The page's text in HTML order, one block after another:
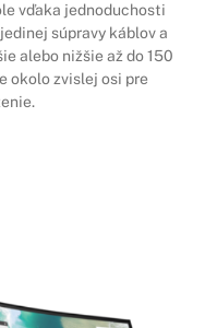
vďaka jednoduchosti
súpravy káblov a
alebo nižšie až do 150
okolo zvislej osi pre